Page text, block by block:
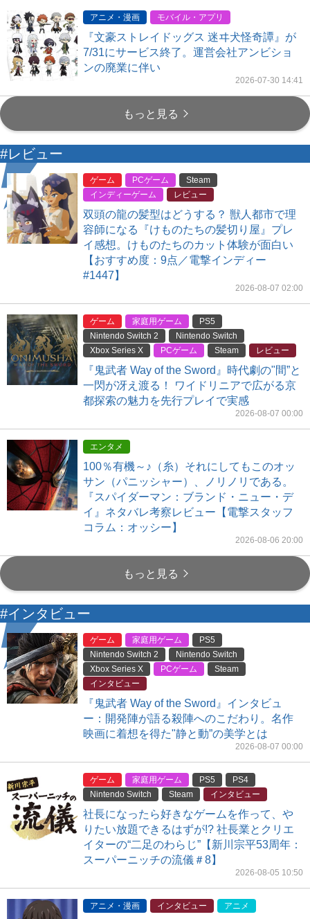
アニメ・漫画 モバイル・アプリ
『文豪ストレイドッグス 迷ヰ犬怪奇譚』が
7/31にサービス終了。運営会社アンビショ
ンの廃業に伴い
2026-07-30 14:41
もっと見る
#レビュー
ゲーム PCゲーム
Steam
インディーゲーム
レビュー
双頭の龍の髪型はどうする？ 獣人都市で理
容師になる『けものたちの髪切り屋』プレ
イ感想。けものたちのカット体験が面白い
【おすすめ度：9点／電撃インディー
#1447】
2026-08-07 02:00
ゲーム 家庭用ゲーム
PS5
Nintendo Switch 2
Nintendo Switch
Xbox Series X
PCゲーム Steam レビュー
『鬼武者 Way of the Sword』時代劇の"間”と
一閃が冴え渡る！ ワイドリニアで広がる京
都探索の魅力を先行プレイで実感
2026-08-07 00:00
エンタメ
100％有機～♪（糸）それにしてもこのオッ
サン（パニッシャー）、ノリノリである。
『スパイダーマン：ブランド・ニュー・デ
イ』ネタバレ考察レビュー【電撃スタッフ
コラム：オッシー】
2026-08-06 20:00
もっと見る
#インタビュー
ゲーム 家庭用ゲーム
PS5
Nintendo Switch 2
Nintendo Switch
Xbox Series X
PCゲーム
Steam
インタビュー
『鬼武者 Way of the Sword』インタビュ
ー：開発陣が語る殺陣へのこだわり。名作
映画に着想を得た"静と動”の美学とは
2026-08-07 00:00
ゲーム 家庭用ゲーム PS5
PS4
Nintendo Switch
Steam インタビュー
社長になったら好きなゲームを作って、や
りたい放題できるはずが!? 社長業とクリエ
イターの“二足のわらじ”【新川宗平53周年：
スーパーニッチの流儀＃8】
2026-08-05 10:50
アニメ・漫画 インタビュー アニメ